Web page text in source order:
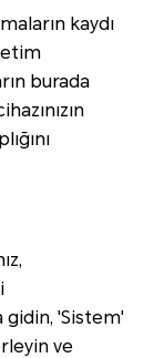
kaydı
burada
gidin, 'Sistem'
ve